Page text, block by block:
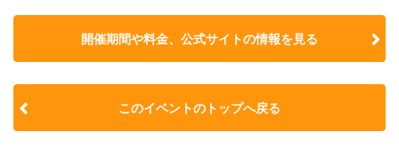
開催期間や料金、公式サイトの情報を見る
このイベントのトップへ戻る